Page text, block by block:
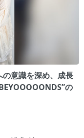
意識を深め、成長
の